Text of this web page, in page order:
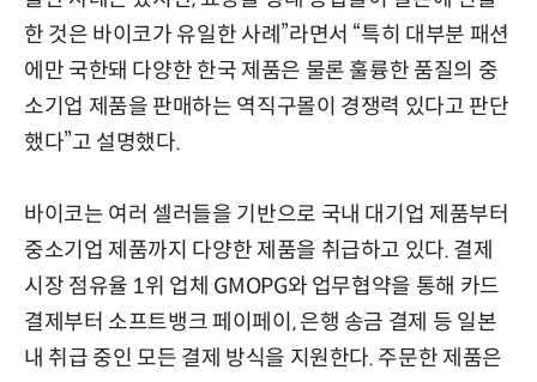
한 것은 바이코가 유일한 사례”라면서 “특히 대부분 패션
에만 국한돼 다양한 한국 제품은 물론 훌륭한 품질의 중
소기업 제품을 판매하는 역직구몰이 경쟁력 있다고 판단
했다”고 설명했다.
바이코는 여러 셀러들을 기반으로 국내 대기업 제품부터
중소기업 제품까지 다양한 제품을 취급하고 있다. 결제
시장 점유율 1위 업체 GMOPG와 업무협약을 통해 카드
결제부터 소프트뱅크 페이페이, 은행 송금 결제 등 일본
내 취급 중인 모든 결제 방식을 지원한다. 주문한 제품은